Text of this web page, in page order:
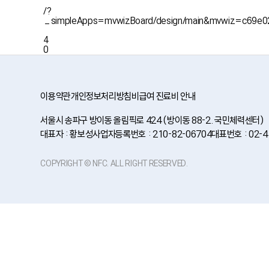
/?
_simpleApps=mvwizBoard/design/
4
0
이용약관개인정보처리방침비급여 진료비 안내
서울시 송파구 방이동 올림픽로 424 (방이동 88-2. 국민체력센터)
대표자 : 황보성사업자등록번호 : 210-82-06704대표번호 : 02-
COPYRIGHT © NFC. ALL RIGHT RESERVED.